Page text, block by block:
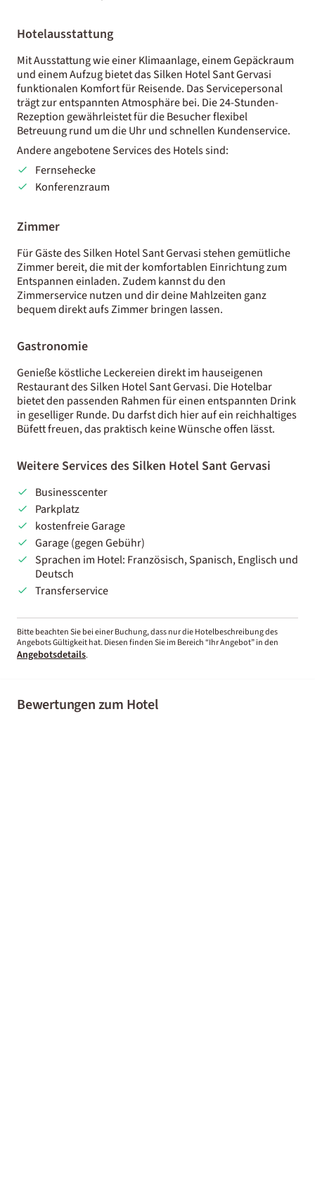
Hotelausstattung
Mit Ausstattung wie einer Klimaanlage, einem Gepäckraum
und einem Aufzug bietet das Silken Hotel Sant Gervasi
funktionalen Komfort für Reisende. Das Servicepersonal
trägt zur entspannten Atmosphäre bei. Die 24-Stunden-
Rezeption gewährleistet für die Besucher flexibel
Betreuung rund um die Uhr und schnellen Kundenservice.
Andere angebotene Services des Hotels sind:
Fernsehecke
Konferenzraum
Zimmer
Für Gäste des Silken Hotel Sant Gervasi stehen gemütliche
Zimmer bereit, die mit der komfortablen Einrichtung zum
Entspannen einladen. Zudem kannst du den
Zimmerservice nutzen und dir deine Mahlzeiten ganz
bequem direkt aufs Zimmer bringen lassen.
Gastronomie
Genieße köstliche Leckereien direkt im hauseigenen
Restaurant des Silken Hotel Sant Gervasi. Die Hotelbar
bietet den passenden Rahmen für einen entspannten Drink
in geselliger Runde. Du darfst dich hier auf ein reichhaltiges
Büfett freuen, das praktisch keine Wünsche offen lässt.
Weitere Services des Silken Hotel Sant Gervasi
Businesscenter
Parkplatz
kostenfreie Garage
Garage (gegen Gebühr)
Sprachen im Hotel: Französisch, Spanisch, Englisch und
Deutsch
Transferservice
Bitte beachten Sie bei einer Buchung, dass nur die Hotelbeschreibung des
Angebots Gültigkeit hat. Diesen finden Sie im Bereich “Ihr Angebot” in den
Angebotsdetails.
Bewertungen zum Hotel